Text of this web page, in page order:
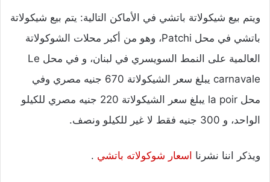
ويتم بيع شيكولاتة باتشي في الأماكن التالية: يتم بيع شيكولاتة
باتشي في محل Patchi، وهو من أكبر محلات الشوكولاتة
العالمية على النمط السويسري في لبنان، و في محل Le
carnavale يبلغ سعر الشيكولاتة 670 جنيه مصري وفي
محل la poir يبلغ سعر الشيكولاتة 220 جنيه مصري للكيلو
الواحد، و 300 جنيه فقط لا غير للكيلو ونصف.
ويذكر اننا نشرنا اسعار شوكولاته باتشي .